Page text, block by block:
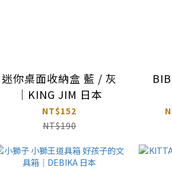
迷你桌面收納盒 藍 / 灰
｜KING JIM 日本
NT$152
NT$190